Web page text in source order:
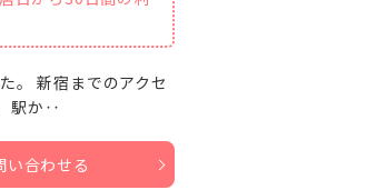
。 新宿までのアクセ
駅か‥
い合わせる